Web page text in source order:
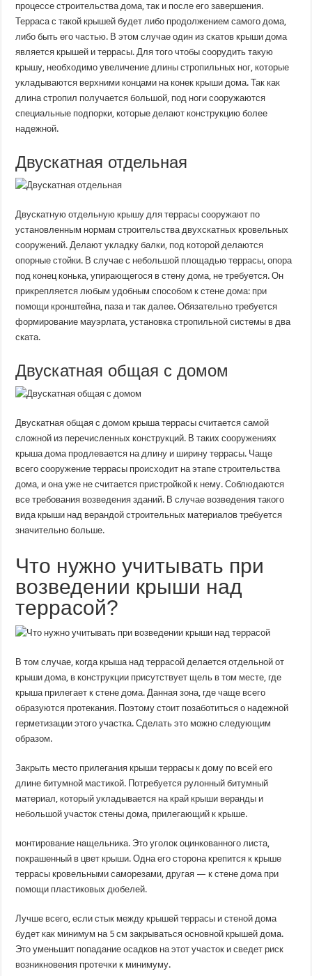
процессе строительства дома, так и после его завершения.
Терраса с такой крышей будет либо продолжением самого дома,
либо быть его частью. В этом случае один из скатов крыши дома
является крышей и террасы. Для того чтобы соорудить такую
крышу, необходимо увеличение длины стропильных ног, которые
укладываются верхними концами на конек крыши дома. Так как
длина стропил получается большой, под ноги сооружаются
специальные подпорки, которые делают конструкцию более
надежной.
Двускатная отдельная
Двускатную отдельную крышу для террасы сооружают по
установленным нормам строительства двухскатных кровельных
сооружений. Делают укладку балки, под которой делаются
опорные стойки. В случае с небольшой площадью террасы, опора
под конец конька, упирающегося в стену дома, не требуется. Он
прикрепляется любым удобным способом к стене дома: при
помощи кронштейна, паза и так далее. Обязательно требуется
формирование мауэрлата, установка стропильной системы в два
ската.
Двускатная общая с домом
Двускатная общая с домом крыша террасы считается самой
сложной из перечисленных конструкций. В таких сооружениях
крыша дома продлевается на длину и ширину террасы. Чаще
всего сооружение террасы происходит на этапе строительства
дома, и она уже не считается пристройкой к нему. Соблюдаются
все требования возведения зданий. В случае возведения такого
вида крыши над верандой строительных материалов требуется
значительно больше.
Что нужно учитывать при
возведении крыши над
террасой?
В том случае, когда крыша над террасой делается отдельной от
крыши дома, в конструкции присутствует щель в том месте, где
крыша прилегает к стене дома. Данная зона, где чаще всего
образуются протекания. Поэтому стоит позаботиться о надежной
герметизации этого участка. Сделать это можно следующим
образом.
Закрыть место прилегания крыши террасы к дому по всей его
длине битумной мастикой. Потребуется рулонный битумный
материал, который укладывается на край крыши веранды и
небольшой участок стены дома, прилегающий к крыше.
монтирование нащельника. Это уголок оцинкованного листа,
покрашенный в цвет крыши. Одна его сторона крепится к крыше
террасы кровельными саморезами, другая — к стене дома при
помощи пластиковых дюбелей.
Лучше всего, если стык между крышей террасы и стеной дома
будет как минимум на 5 см закрываться основной крышей дома.
Это уменьшит попадание осадков на этот участок и сведет риск
возникновения протечки к минимуму.